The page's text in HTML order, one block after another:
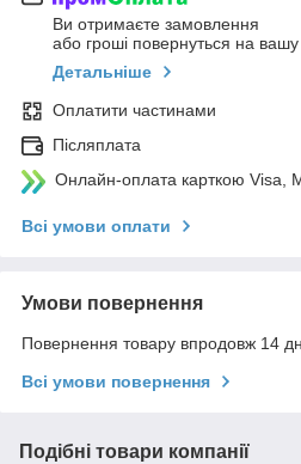
Ви отримаєте замовлення
або гроші повернуться на вашу
Детальніше
Оплатити частинами
Післяплата
Онлайн-оплата карткою Visa,
Всі умови оплати
Умови повернення
Повернення товару впродовж 14
Всі умови повернення
Подібні товари компанії